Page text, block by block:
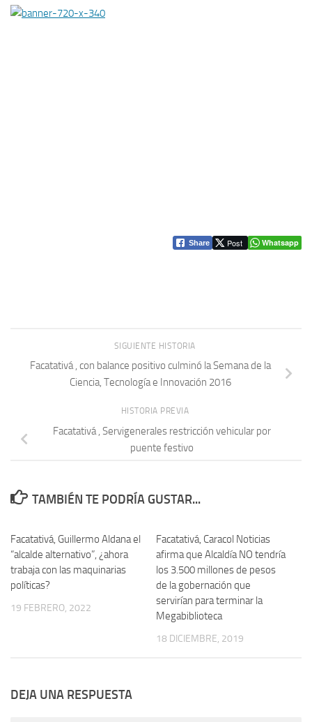
Share Post Whatsapp
SIGUIENTE HISTORIA
Facatativá , con balance positivo culminó la Semana de la
Ciencia, Tecnología e Innovación 2016
HISTORIA PREVIA
Facatativá , Servigenerales restricción vehicular por
puente festivo
TAMBIÉN TE PODRÍA GUSTAR...
Facatativá, Guillermo Aldana el
“alcalde alternativo”, ¿ahora
trabaja con las maquinarias
políticas?
19 FEBRERO, 2022
Facatativá, Caracol Noticias
afirma que Alcaldía NO tendría
los 3.500 millones de pesos
de la gobernación que
servirían para terminar la
Megabiblioteca
18 DICIEMBRE, 2019
DEJA UNA RESPUESTA